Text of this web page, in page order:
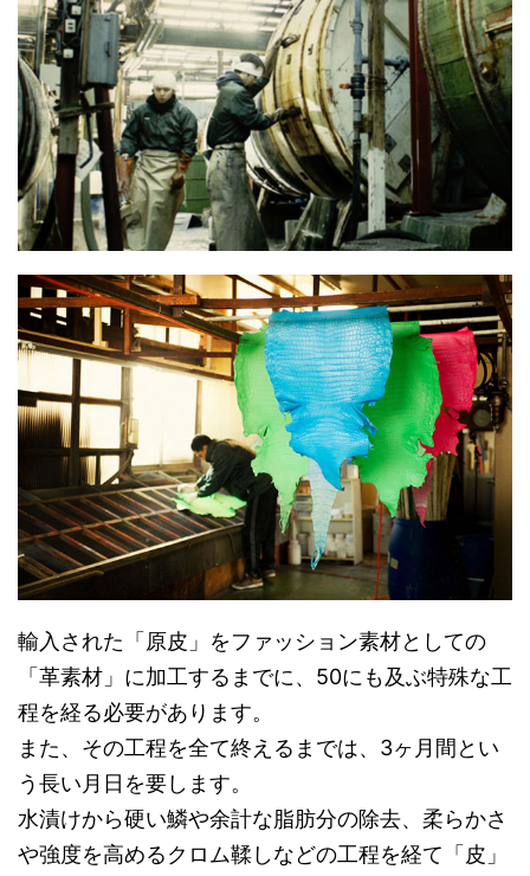
輸入された「原皮」をファッション素材としての
「革素材」に加工するまでに、50にも及ぶ特殊な工
程を経る必要があります。
また、その工程を全て終えるまでは、3ヶ月間とい
う長い月日を要します。
水漬けから硬い鱗や余計な脂肪分の除去、柔らかさ
や強度を高めるクロム鞣しなどの工程を経て「皮」